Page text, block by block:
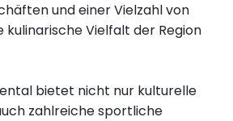
und einer Vielzahl von
kulinarische Vielfalt der Region
bietet nicht nur kulturelle
zahlreiche sportliche